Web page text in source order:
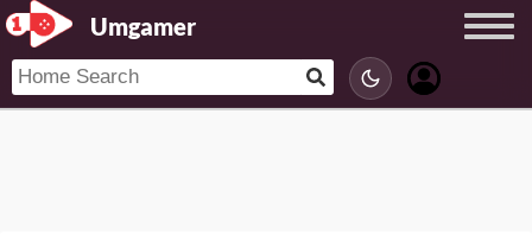
Umgamer